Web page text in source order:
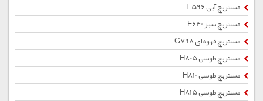
مستربچ آبی E596
مستربچ سبز F640
مستربچ قهوه ای G798
مستربچ طوسی H805
مستربچ طوسی H810
مستربچ طوسی H815